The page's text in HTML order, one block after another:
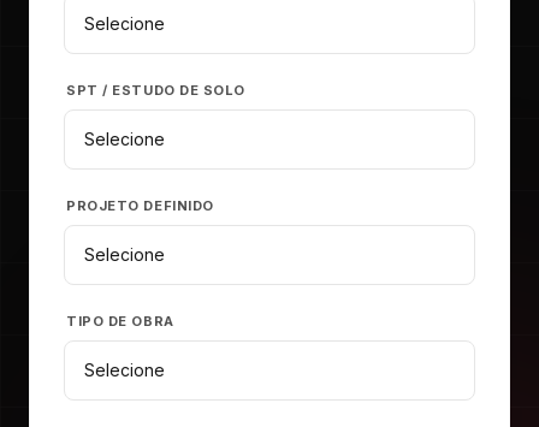
SPT / ESTUDO DE SOLO
PROJETO DEFINIDO
TIPO DE OBRA